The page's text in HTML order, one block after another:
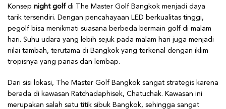
Konsep night golfdi The Master Golf Bangkok menjadi daya
tarik tersendiri. Dengan pencahayaan LED berkualitas tinggi,
pegolf bisa menikmati suasana berbeda bermain golf di malam
hari. Suhu udara yang lebih sejuk pada malam hari juga menjadi
nilai tambah, terutama di Bangkok yang terkenal dengan iklim
tropisnya yang panas dan lembap.
Dari sisi lokasi, The Master Golf Bangkok sangat strategis karena
berada di kawasan Ratchadaphisek, Chatuchak. Kawasan ini
merupakan salah satu titik sibuk Bangkok, sehingga sangat